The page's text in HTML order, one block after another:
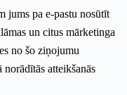
jums pa e-pastu nosūtīt
un citus mārketinga
no šo ziņojumu
atteikšanās